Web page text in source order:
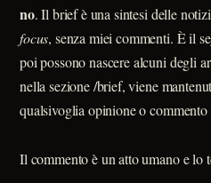
no. Il brief è una sintesi delle
focus, senza miei commenti. È il
poi possono nascere alcuni degli
nella sezione /brief, viene
qualsivoglia opinione o commento
Il commento è un atto umano e lo